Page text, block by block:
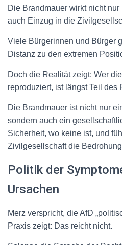
Die Brandmauer wirkt nicht
auch Einzug in die
Viele Bürgerinnen und Bürger
Distanz zu den extremen
Doch die Realität zeigt: Wer
reproduziert, ist längst Teil des
Die Brandmauer ist nicht nur
sondern auch ein
Sicherheit, wo keine ist, und
Zivilgesellschaft die
Politik der
Ursachen
Merz verspricht, die AfD
Praxis zeigt: Das reicht nicht.